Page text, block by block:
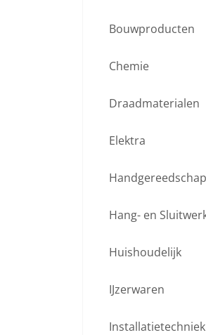
Bouwproducten
Chemie
Draadmaterialen
Elektra
Hang- en
Huishoudelijk
IJzerwaren
Installatietechniek